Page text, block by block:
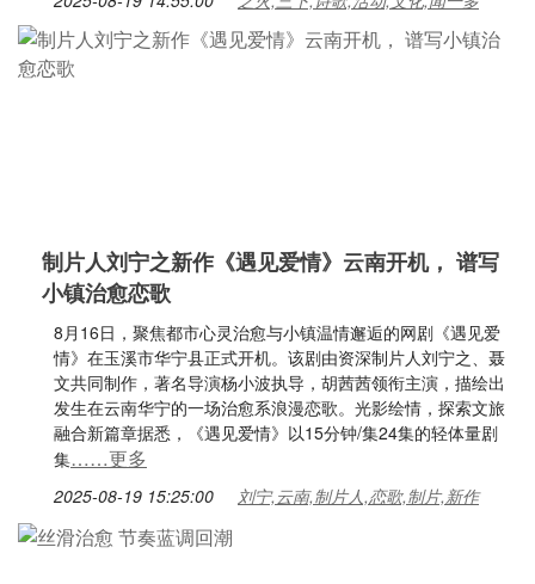
制片人刘宁之新作《遇见爱情》云南开机， 谱写
小镇治愈恋歌
8月16日，聚焦都市心灵治愈与小镇温情邂逅的网剧《遇见爱
情》在玉溪市华宁县正式开机。该剧由资深制片人刘宁之、聂
文共同制作，著名导演杨小波执导，胡茜茜领衔主演，描绘出
发生在云南华宁的一场治愈系浪漫恋歌。光影绘情，探索文旅
融合新篇章据悉，《遇见爱情》以15分钟/集24集的轻体量剧
集……更多
2025-08-19 15:25:00 刘宁,云南,制片人,恋歌,制片,新作